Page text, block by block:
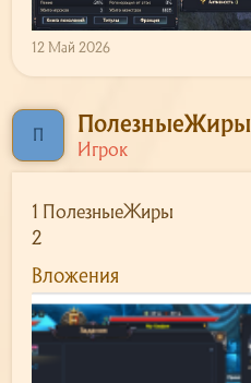
12 Май 2026
П ПолезныеЖиры
Игрок
1 ПолезныеЖиры
2
Вложения